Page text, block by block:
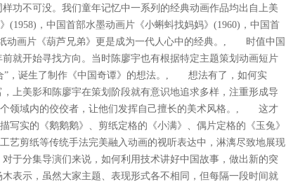
不可没。我们童年记忆中一系列的经典动画作品均出自上美
(1958)，中国首部水墨动画片《小蝌蚪找妈妈》(1960)，中国首
动画片《葫芦兄弟》更是成为一代人心中的经典。, 时值中国
开始寻找方向。当时陈廖宇也有根据特定主题策划动画短片
”，诞生了制作《中国奇谭》的想法。, 想法有了，如何实
美影和陈廖宇在策划阶段就有意识地追求多样，注重形成导
个领域内的佼佼者，让他们发挥自己擅长的美术风格。, 这才
写实的《鹅鹅鹅》、剪纸定格的《小满》、偶片定格的《玉兔》
剪纸等传统手法完美融入动画的视听表达中，淋漓尽致地展现
分集导演们来说，如何利用技术讲好中国故事，做出新的突
示，虽然大家主题、表现形式各不相同，但每隔一段时间就